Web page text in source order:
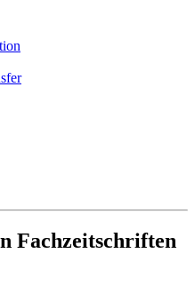
Fachzeitschriften